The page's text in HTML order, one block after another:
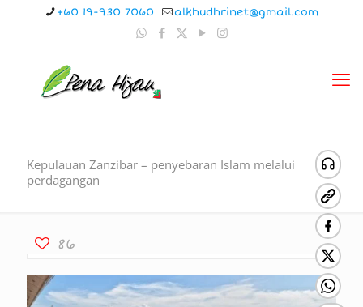
+60 19-930 7060 alkhudhrinet@gmail.com
Kepulauan Zanzibar – penyebaran Islam melalui
perdagangan
86